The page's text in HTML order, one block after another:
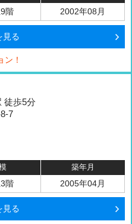
階 2002年08月
見る
！
徒歩5分
7
築年月
階 2005年04月
見る